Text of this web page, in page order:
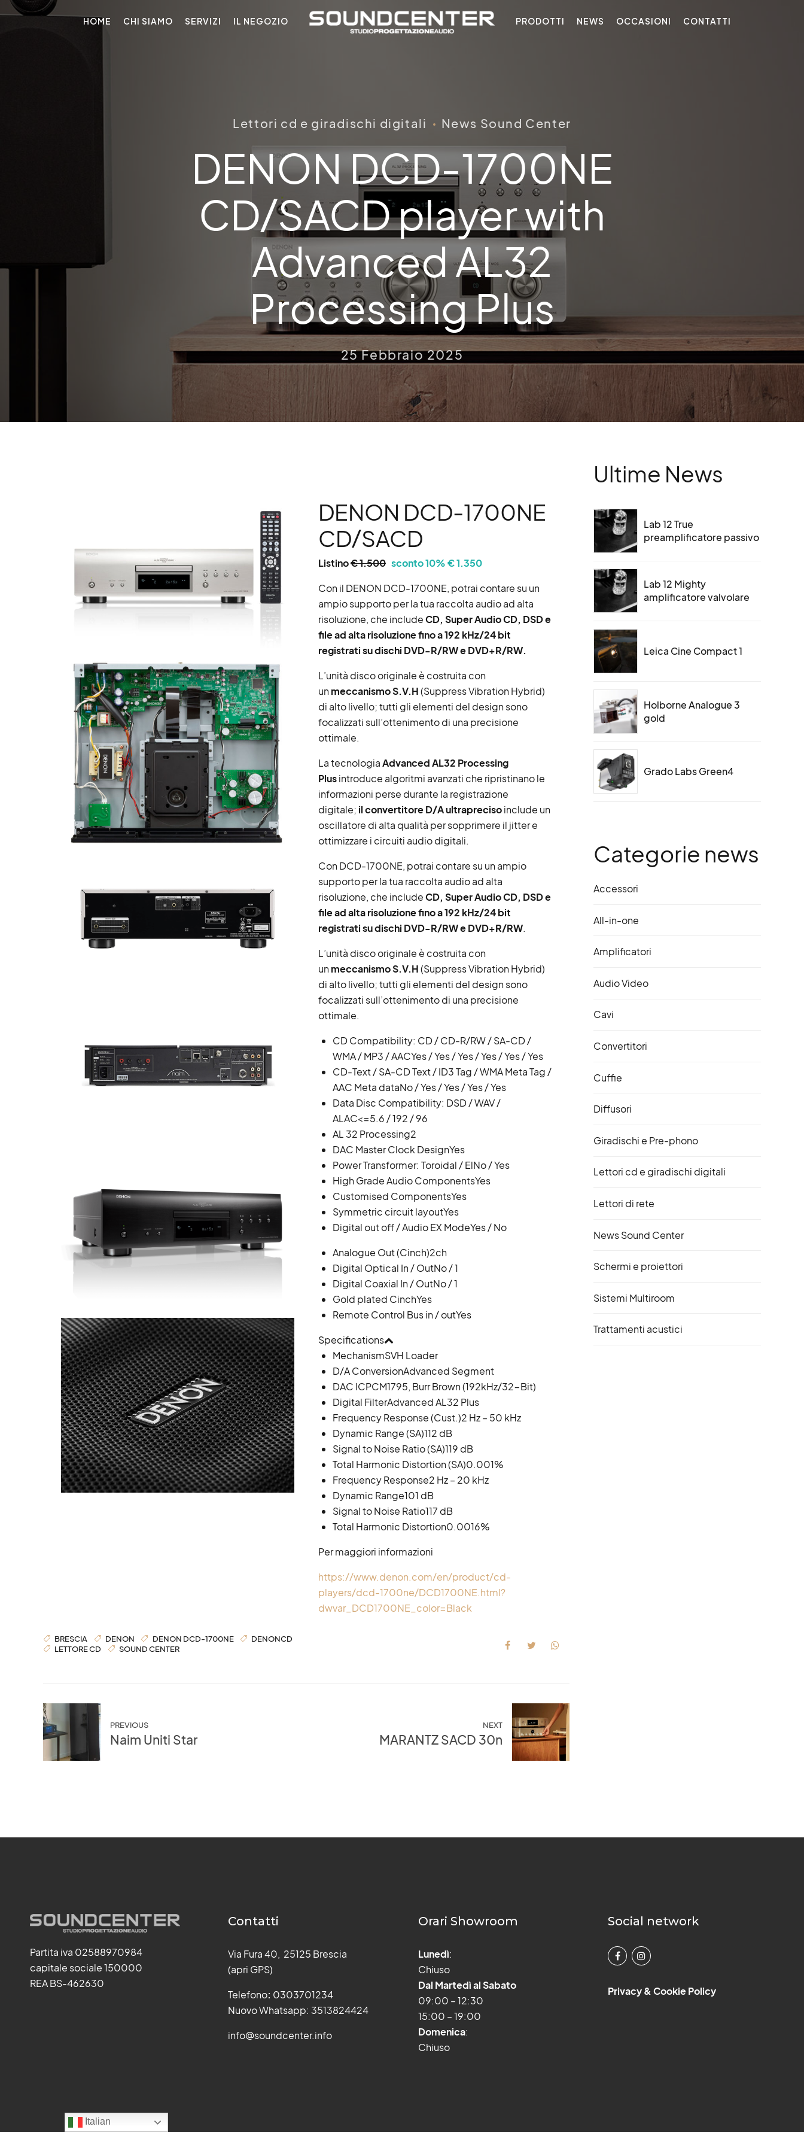
HOME CHI SIAMO SERVIZI IL NEGOZIO PRODOTTI NEWS OCCASIONI CONTATTI
Lettori cd e giradischi digitali News Sound Center
DENON DCD-1700NE
CD/SACD player with
Advanced AL32
Processing Plus
25 Febbraio 2025
DENON DCD-1700NE
CD/SACD
Listino€ 1.500 sconto 10% € 1.350
Con il DENON DCD-1700NE, potrai contare su un
ampio supporto per la tua raccolta audio ad alta
risoluzione, che includeCD, Super Audio CD, DSD e
file ad alta risoluzione fino a 192 kHz/24 bit
registrati su dischi DVD-R/RW e DVD+R/RW.
L’unità disco originale è costruita con
unmeccanismo S.V.H(Suppress Vibration Hybrid)
di alto livello; tutti gli elementi del design sono
focalizzati sull’ottenimento di una precisione
ottimale.
La tecnologiaAdvanced AL32 Processing
Plusintroduce algoritmi avanzati che ripristinano le
informazioni perse durante la registrazione
digitale; il convertitore D/A ultraprecisoinclude un
oscillatore di alta qualità per sopprimere il jitter e
ottimizzare i circuiti audio digitali.
Con DCD-1700NE, potrai contare su un ampio
supporto per la tua raccolta audio ad alta
risoluzione, che includeCD, Super Audio CD, DSD e
file ad alta risoluzione fino a 192 kHz/24 bit
registrati su dischi DVD-R/RW e DVD+R/RW.
L’unità disco originale è costruita con
unmeccanismo S.V.H(Suppress Vibration Hybrid)
di alto livello; tutti gli elementi del design sono
focalizzati sull’ottenimento di una precisione
ottimale.
CD Compatibility: CD / CD-R/RW / SA-CD /
WMA / MP3 / AACYes / Yes / Yes / Yes / Yes / Yes
CD-Text / SA-CD Text / ID3 Tag / WMA Meta Tag /
AAC Meta dataNo / Yes / Yes / Yes / Yes
Data Disc Compatibility: DSD / WAV /
ALAC<=5.6 / 192 / 96
AL 32 Processing2
DAC Master Clock DesignYes
Power Transformer: Toroidal / ElNo / Yes
High Grade Audio ComponentsYes
Customised ComponentsYes
Symmetric circuit layoutYes
Digital out off / Audio EX ModeYes / No
Analogue Out (Cinch)2ch
Digital Optical In / OutNo / 1
Digital Coaxial In / OutNo / 1
Gold plated CinchYes
Remote Control Bus in / outYes
Specifications
MechanismSVH Loader
D/A ConversionAdvanced Segment
DAC ICPCM1795, Burr Brown (192kHz/32-Bit)
Digital FilterAdvanced AL32 Plus
Frequency Response (Cust.)2 Hz – 50 kHz
Dynamic Range (SA)112 dB
Signal to Noise Ratio (SA)119 dB
Total Harmonic Distortion (SA)0.001%
Frequency Response2 Hz – 20 kHz
Dynamic Range101 dB
Signal to Noise Ratio117 dB
Total Harmonic Distortion0.0016%
Per maggiori informazioni
https://www.denon.com/en/product/cd-
players/dcd-1700ne/DCD1700NE.html?
dwvar_DCD1700NE_color=Black
BRESCIA DENON DENON DCD-1700NE
DENONCD
LETTORE CD
SOUND CENTER
PREVIOUS
Naim Uniti Star
NEXT
MARANTZ SACD 30n
Ultime News
Lab 12 True
preamplificatore passivo
Lab 12 Mighty
amplificatore valvolare
Leica Cine Compact 1
Holborne Analogue 3
gold
Grado Labs Green4
Categorie news
Accessori
All-in-one
Amplificatori
Audio Video
Cavi
Convertitori
Cuffie
Diffusori
Giradischi e Pre-phono
Lettori cd e giradischi digitali
Lettori di rete
News Sound Center
Schermi e proiettori
Sistemi Multiroom
Trattamenti acustici
Partita iva 02588970984
capitale sociale 150000
REA BS-462630
Contatti
Via Fura 40, 25125 Brescia
(apri GPS)
Telefono: 0303701234
Nuovo Whatsapp: 3513824424
info@soundcenter.info
Orari Showroom
Lunedì:
Chiuso
Dal Martedì al Sabato
09:00 – 12:30
15:00 – 19:00
Domenica:
Chiuso
Social network
Privacy & Cookie Policy
Italian